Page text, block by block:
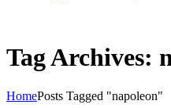
Tag Archives:
HomePosts Tagged "napoleon"